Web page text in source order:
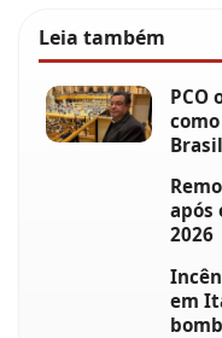
Leia também
PCO
após
2026
em